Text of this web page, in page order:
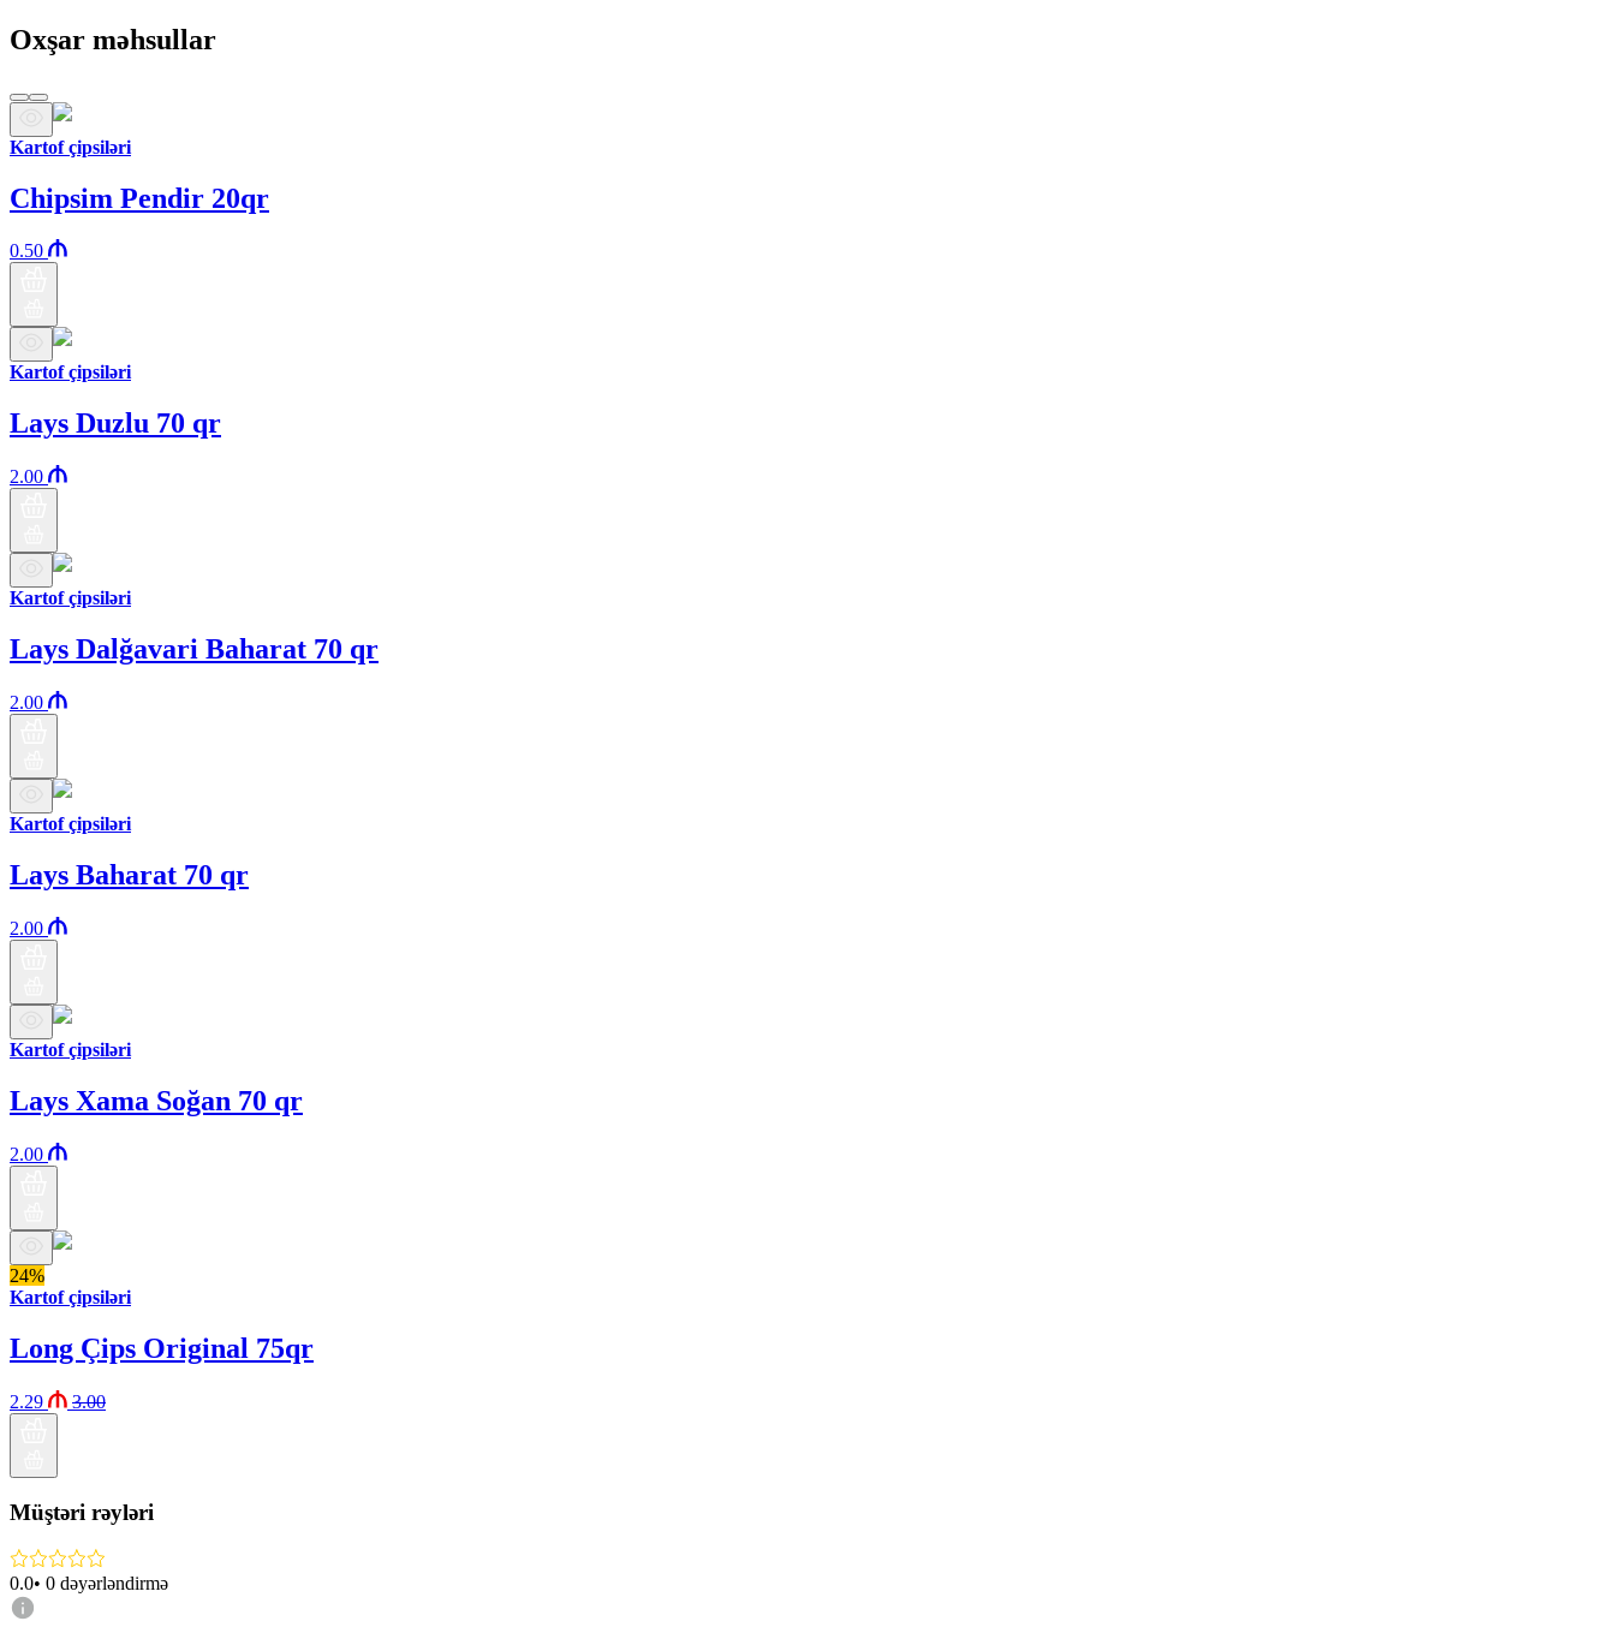
Oxşar məhsullar
Kartof çipsiləri
Chipsim Pendir 20qr
0.50
Kartof çipsiləri
Lays Duzlu 70 qr
2.00
Kartof çipsiləri
Lays Dalğavari Baharat 70 qr
2.00
Kartof çipsiləri
Lays Baharat 70 qr
2.00
Kartof çipsiləri
Lays Xama Soğan 70 qr
2.00
24%
Kartof çipsiləri
Long Çips Original 75qr
2.29 3.00
Müştəri rəyləri
0.0• 0 dəyərləndirmə